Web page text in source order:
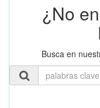
¿No
Busca en